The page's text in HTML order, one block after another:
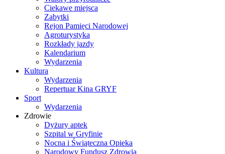
Ciekawe miejsca
Zabytki
Rejon Pamięci Narodowej
Agroturystyka
Rozkłady jazdy
Kalendarium
Wydarzenia
Kultura
Wydarzenia
Repertuar Kina GRYF
Sport
Wydarzenia
Zdrowie
Dyżury aptek
Szpital w Gryfinie
Nocna i Świąteczna Opieka
Narodowy Fundusz Zdrowia